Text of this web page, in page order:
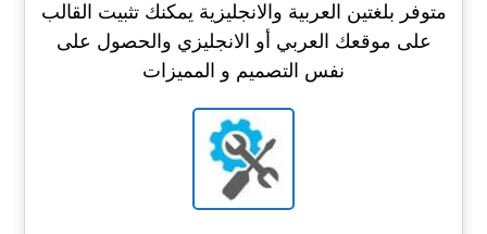
متوفر بلغتين العربية والانجليزية يمكنك تثبيت القالب
على موقعك العربي أو الانجليزي والحصول على
نفس التصميم و المميزات